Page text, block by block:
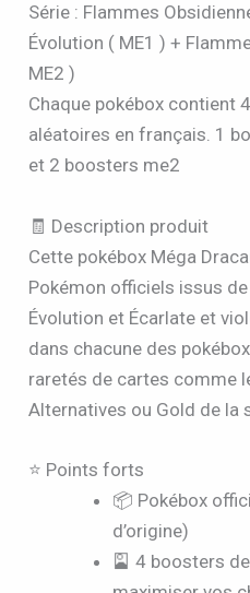
Série : Flammes
Évolution ( ME1 ) +
ME2 )
Chaque pokébox contient
aléatoires en français. 1
et 2 boosters me2
🧾 Description produit
Cette pokébox Méga
Pokémon officiels issus
Évolution et Écarlate et
dans chacune des
raretés de cartes comme
Alternatives ou Gold de la
⭐ Points forts
📦 Pokébox
d’origine)
🎴 4 boosters